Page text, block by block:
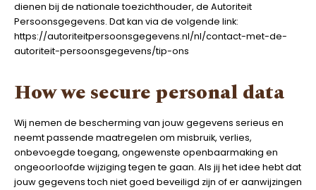
dienen bij de nationale toezichthouder, de Autoriteit
Persoonsgegevens. Dat kan via de volgende link:
https://autoriteitpersoonsgegevens.nl/nl/contact-met-de-
autoriteit-persoonsgegevens/tip-ons
How we secure personal data
Wij nemen de bescherming van jouw gegevens serieus en
neemt passende maatregelen om misbruik, verlies,
onbevoegde toegang, ongewenste openbaarmaking en
ongeoorloofde wijziging tegen te gaan. Als jij het idee hebt dat
jouw gegevens toch niet goed beveiligd zijn of er aanwijzingen